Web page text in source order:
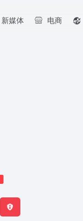
新媒体 电商